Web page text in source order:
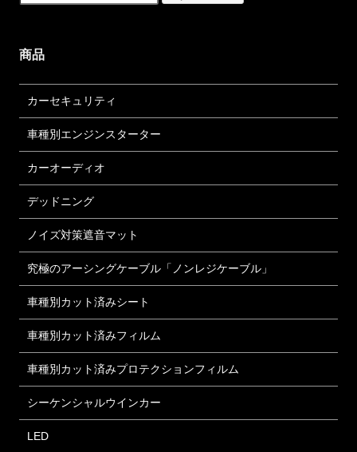
商品
カーセキュリティ
車種別エンジンスターター
カーオーディオ
デッドニング
ノイズ対策遮音マット
究極のアーシングケーブル「ノンレジケーブル」
車種別カット済みシート
車種別カット済みフィルム
車種別カット済みプロテクションフィルム
シーケンシャルウインカー
LED